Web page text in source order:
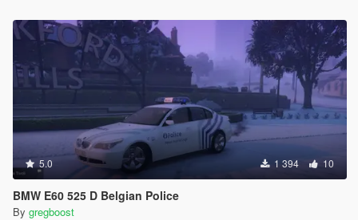
5.0 1 394 10
BMW E60 525 D Belgian Police
By gregboost